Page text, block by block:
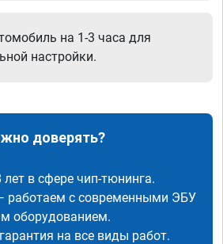
на 1-3 часа для
настройки.
доверять?
в сфере чип-тюнинга.
работаем с современными ЭБУ
оборудованием.
на все виды работ.